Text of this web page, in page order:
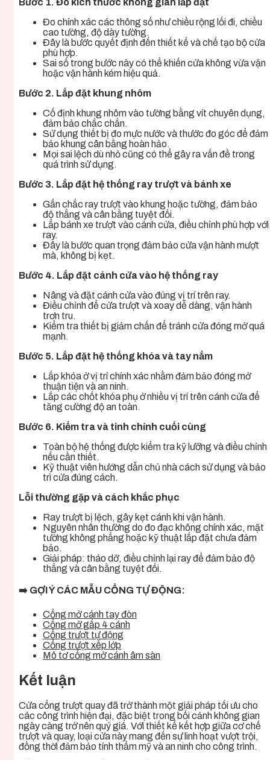
Bước 1. Đo kích thước không gian lắp đặt
Đo chính xác các thông số như chiều rộng lối đi, chiều
cao tường, độ dày tường.
Đây là bước quyết định đến thiết kế và chế tạo bộ cửa
phù hợp.
Sai số trong bước này có thể khiến cửa không vừa vặn
hoặc vận hành kém hiệu quả.
Bước 2. Lắp đặt khung nhôm
Cố định khung nhôm vào tường bằng vít chuyên dụng,
đảm bảo chắc chắn.
Sử dụng thiết bị đo mực nước và thước đo góc để đảm
bảo khung cân bằng hoàn hảo.
Mọi sai lệch dù nhỏ cũng có thể gây ra vấn đề trong
quá trình sử dụng.
Bước 3. Lắp đặt hệ thống ray trượt và bánh xe
Gắn chắc ray trượt vào khung hoặc tường, đảm bảo
độ thẳng và cân bằng tuyệt đối.
Lắp bánh xe trượt vào cánh cửa, điều chỉnh phù hợp với
ray.
Đây là bước quan trọng đảm bảo cửa vận hành mượt
mà, không bị kẹt.
Bước 4. Lắp đặt cánh cửa vào hệ thống ray
Nâng và đặt cánh cửa vào đúng vị trí trên ray.
Điều chỉnh để cửa trượt và xoay dễ dàng, vận hành
trơn tru.
Kiểm tra thiết bị giảm chấn để tránh cửa đóng mở quá
mạnh.
Bước 5. Lắp đặt hệ thống khóa và tay nắm
Lắp khóa ở vị trí chính xác nhằm đảm bảo đóng mở
thuận tiện và an ninh.
Lắp các chốt khóa phụ ở nhiều vị trí trên cánh cửa để
tăng cường độ an toàn.
Bước 6. Kiểm tra và tinh chỉnh cuối cùng
Toàn bộ hệ thống được kiểm tra kỹ lưỡng và điều chỉnh
nếu cần thiết.
Kỹ thuật viên hướng dẫn chủ nhà cách sử dụng và bảo
trì cửa đúng cách.
Lỗi thường gặp và cách khắc phục
Ray trượt bị lệch, gây kẹt cánh khi vận hành.
Nguyên nhân thường do đo đạc không chính xác, mặt
tường không phẳng hoặc kỹ thuật lắp đặt chưa đảm
bảo.
Giải pháp: tháo dỡ, điều chỉnh lại ray để đảm bảo độ
thẳng và cân bằng tuyệt đối.
➡️ GỢI Ý CÁC MẪU CỔNG TỰ ĐỘNG:
Cổng mở cánh tay đòn
Cổng mở gấp 4 cánh
Cổng trượt tự động
Cổng trượt xếp lớp
Mô tơ cổng mở cánh âm sàn
Kết luận
Cửa cổng trượt quay đã trở thành một giải pháp tối ưu cho
các công trình hiện đại, đặc biệt trong bối cảnh không gian
ngày càng trở nên quý giá. Với thiết kế kết hợp giữa cơ chế
trượt và quay, loại cửa này mang đến sự linh hoạt vượt trội,
đồng thời đảm bảo tính thẩm mỹ và an ninh cho công trình.